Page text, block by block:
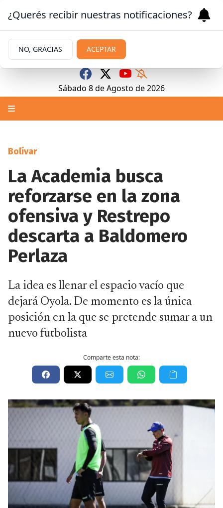
Sábado 8deAgosto de 2026
Bolívar
La Academia busca
reforzarse en la zona
ofensiva y Restrepo
descarta a Baldomero
Perlaza
La idea es llenar el espacio vacío que
dejará Oyola. De momento es la única
posición en la que se pretende sumar a un
nuevo futbolista
Comparte esta nota:
¿Querés recibir nuestras notificaciones?
NO, GRACIAS ACEPTAR